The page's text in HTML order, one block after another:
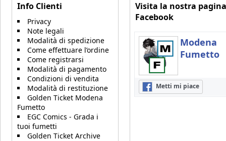
Info Clienti
Privacy
Note legali
Modalità di spedizione
Come effettuare l’ordine
Come registrarsi
Modalità di pagamento
Condizioni di vendita
Modalità di restituzione
Golden Ticket Modena
Fumetto
EGC Comics - Grada i
tuoi fumetti
Golden Ticket Archive
Visita la nostra pagina
Facebook
Modena
Fumetto
Metti mi piace